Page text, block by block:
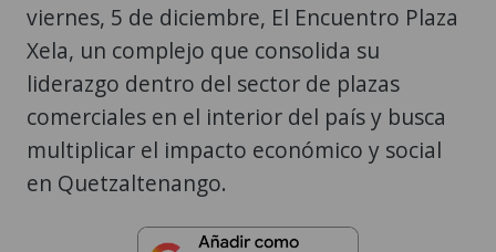
viernes, 5 de diciembre, El Encuentro Plaza
Xela, un complejo que consolida su
liderazgo dentro del sector de plazas
comerciales en el interior del país y busca
multiplicar el impacto económico y social
en Quetzaltenango.